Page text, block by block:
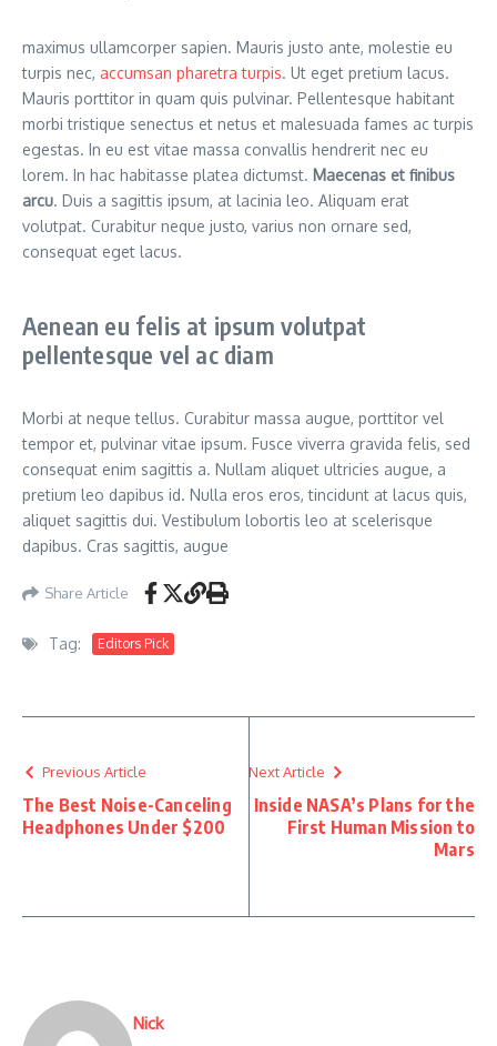
maximus ullamcorper sapien. Mauris justo ante, molestie eu
turpis nec, accumsan pharetra turpis. Ut eget pretium lacus.
Mauris porttitor in quam quis pulvinar. Pellentesque habitant
morbi tristique senectus et netus et malesuada fames ac turpis
egestas. In eu est vitae massa convallis hendrerit nec eu
lorem. In hac habitasse platea dictumst. Maecenas et finibus
arcu. Duis a sagittis ipsum, at lacinia leo. Aliquam erat
volutpat. Curabitur neque justo, varius non ornare sed,
consequat eget lacus.
Aenean eu felis at ipsum volutpat
pellentesque vel ac diam
Morbi at neque tellus. Curabitur massa augue, porttitor vel
tempor et, pulvinar vitae ipsum. Fusce viverra gravida felis, sed
consequat enim sagittis a. Nullam aliquet ultricies augue, a
pretium leo dapibus id. Nulla eros eros, tincidunt at lacus quis,
aliquet sagittis dui. Vestibulum lobortis leo at scelerisque
dapibus. Cras sagittis, augue
Share Article
Tag: Editors Pick
Previous Article
The Best Noise-Canceling
Headphones Under $200
Next Article
Inside NASA’s Plans for the
First Human Mission to
Mars
Nick